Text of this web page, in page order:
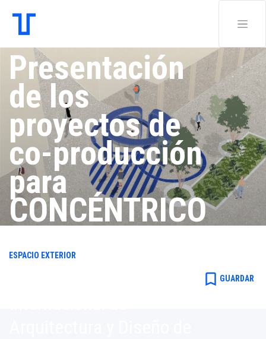
Presentación
de los
proyectos de
co-producción
para
CONCÉNTRICO
08
ESPACIO EXTERIOR
bookmark_border GUARDAR